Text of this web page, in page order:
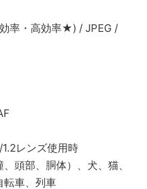
率・高効率★) / JPEG /
レンズ使用時
頭部、胴体）、犬、猫、
転車、列車